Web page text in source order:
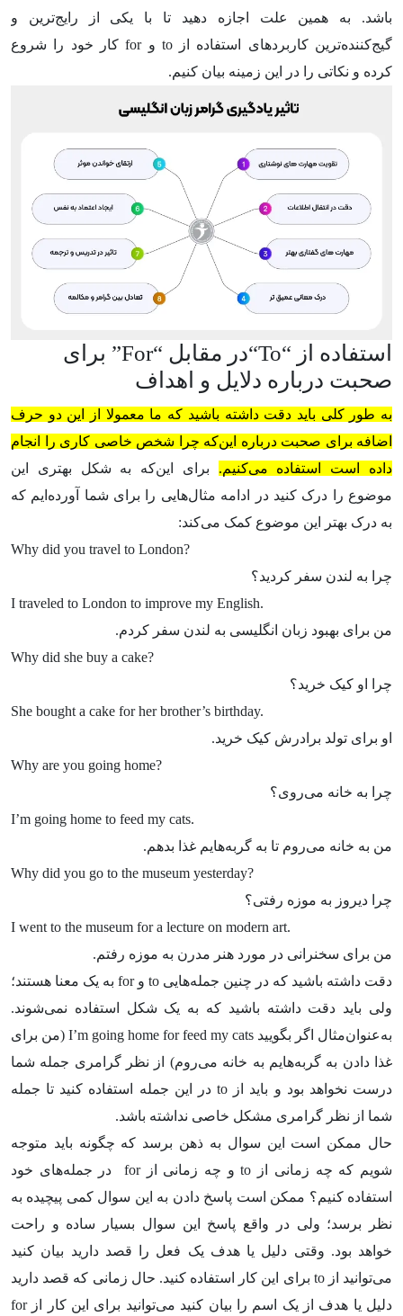
باشد. به همین علت اجازه دهید تا با یکی از رایج‌ترین و
گیج‌کننده‌ترین کاربردهای استفاده از to و for کار خود را شروع
کرده و نکاتی را در این زمینه بیان کنیم.
استفاده از “To“در مقابل “For” برای
صحبت درباره دلایل و اهداف
به طور کلی باید دقت داشته باشید که ما معمولا از این دو حرف
اضافه برای صحبت درباره این‌که چرا شخص خاصی کاری را انجام
داده است استفاده می‌کنیم. برای این‌که به شکل بهتری این
موضوع را درک کنید در ادامه مثال‌هایی را برای شما آورده‌ایم که
به درک بهتر این موضوع کمک می‌کند:
Why did you travel to London?
چرا به لندن سفر کردید؟
I traveled to London to improve my English.
من برای بهبود زبان انگلیسی به لندن سفر کردم.
Why did she buy a cake?
چرا او کیک خرید؟
She bought a cake for her brother’s birthday.
او برای تولد برادرش کیک خرید.
Why are you going home?
چرا به خانه می‌روی؟
I’m going home to feed my cats.
من به خانه می‌روم تا به گربه‌هایم غذا بدهم.
Why did you go to the museum yesterday?
چرا دیروز به موزه رفتی؟
I went to the museum for a lecture on modern art.
من برای سخنرانی در مورد هنر مدرن به موزه رفتم.
دقت داشته باشید که در چنین جمله‌هایی to وfor به یک معنا هستند؛
ولی باید دقت داشته باشید که به یک شکل استفاده نمی‌شوند.
به‌عنوان‌مثال اگر بگویید I’m going home for feed my cats (من برای
غذا دادن به گربه‌هایم به خانه می‌روم) از نظر گرامری جمله شما
درست نخواهد بود و باید از toدر این جمله استفاده کنید تا جمله
شما از نظر گرامری مشکل خاصی نداشته باشد.
حال ممکن است این سوال به ذهن برسد که چگونه باید متوجه
شویم که چه زمانی از toو چه زمانی ازfor
در جمله‌های خود
استفاده کنیم؟ ممکن است پاسخ دادن به این سوال کمی پیچیده به
نظر برسد؛ ولی در واقع پاسخ این سوال بسیار ساده و راحت
خواهد بود. وقتی دلیل یا هدف یک فعل را قصد دارید بیان کنید
می‌توانید ازto برای این کار استفاده کنید. حال زمانی که قصد دارید
دلیل یا هدف از یک اسم را بیان کنید می‌توانید برای این کار ازfor